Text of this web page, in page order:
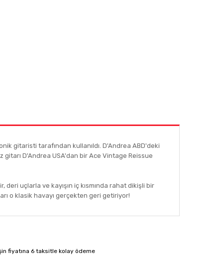
gitaristi tarafından kullanıldı. D'Andrea ABD'deki
D'Andrea USA'dan bir Ace Vintage Reissue
deri uçlarla ve kayışın iç kısmında rahat dikişli bir
o klasik havayı gerçekten geri getiriyor!